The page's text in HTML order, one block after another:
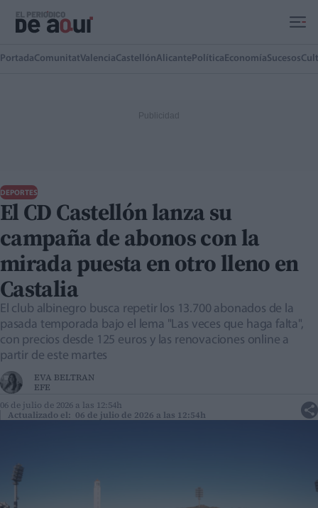
PortadaComunitatValenciaCastellónAlicante Política EconomíaSucesos
DEPORTES
El CD Castellón lanza su
campaña de abonos con la
mirada puesta en otro lleno en
Castalia
El club albinegro busca repetir los 13.700 abonados de la
pasada temporada bajo el lema "Las veces que haga falta",
con precios desde 125 euros y las renovaciones online a
partir de este martes
EVA BELTRAN
EFE
06 de julio de 2026 a las 12:54h
Actualizado el: 06 de julio de 2026 a las 12:54h